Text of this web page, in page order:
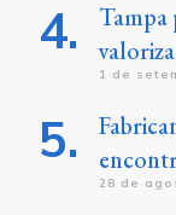
Tampa
1 de
28 de